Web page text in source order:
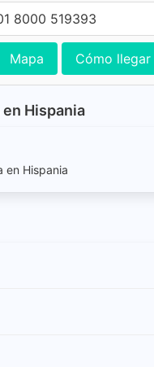
8000 519393
Mapa Cómo llegar
Hispania
en Hispania